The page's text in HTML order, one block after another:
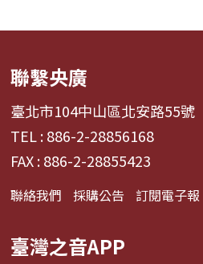
聯繫央廣
臺北市104中山區北安路55號
TEL : 886-2-28856168
FAX : 886-2-28855423
聯絡我們 採購公告 訂閱電子報
臺灣之音APP